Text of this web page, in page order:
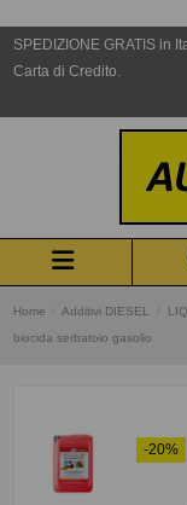
SPEDIZIONE GRATIS in
Carta di Credito.
Home Additivi DIESEL
biocida serbatoio gasolio
-20%